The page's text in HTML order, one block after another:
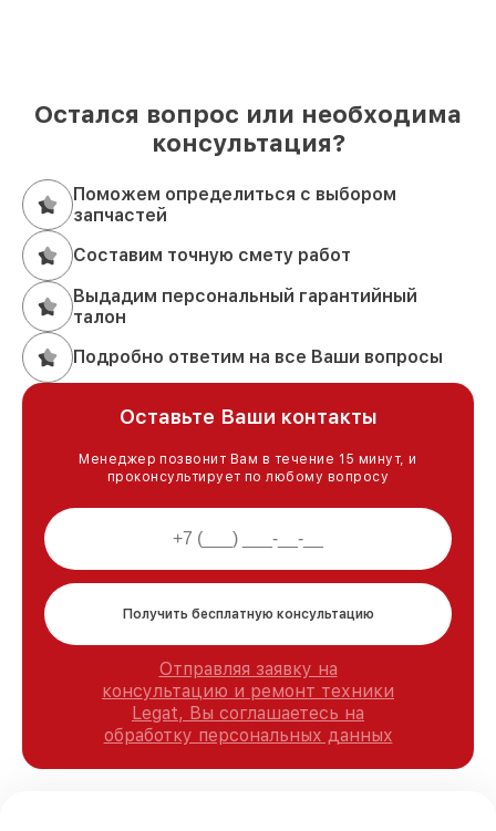
Остался вопрос или необходима
консультация?
Поможем определиться с выбором
запчастей
Составим точную смету работ
Выдадим персональный гарантийный
талон
Подробно ответим на все Ваши вопросы
Оставьте Ваши контакты
Менеджер позвонит Вам в течение 15 минут, и
проконсультирует по любому вопросу
Получить бесплатную консультацию
Отправляя заявку на
консультацию и ремонт техники
Legat, Вы соглашаетесь на
обработку персональных данных